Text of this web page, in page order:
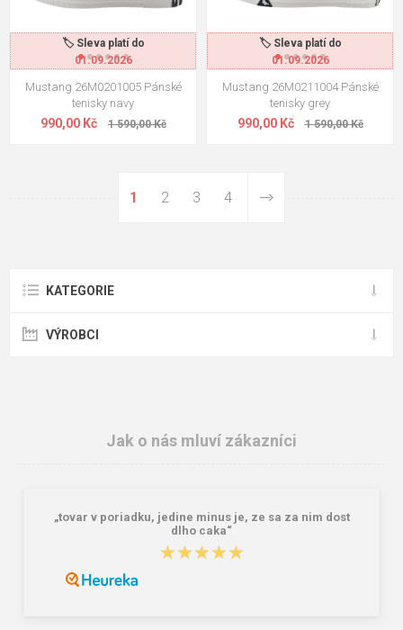
🏷️ Sleva platí do
01.09.2026
Mustang 26M0201005 Pánské
tenisky navy
990,00 Kč 1 590,00 Kč
🏷️ Sleva platí do
01.09.2026
Mustang 26M0211004 Pánské
tenisky grey
990,00 Kč 1 590,00 Kč
1 2 3 4
KATEGORIE
VÝROBCI
Jak o nás mluví zákazníci
„tovar v poriadku, jedine minus je, ze sa za nim dost
dlho caka“
★★★★★
★★★★★